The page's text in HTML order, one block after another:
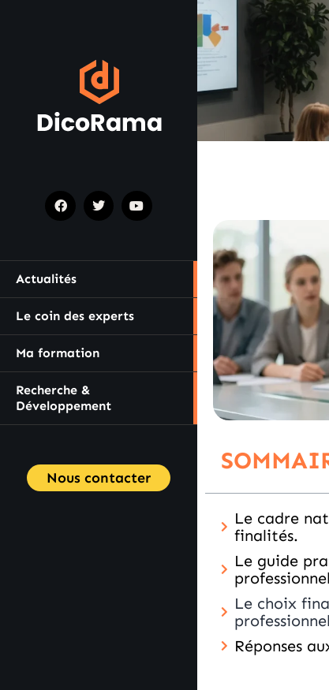
Actualités
Le coin des experts
Ma formation
Recherche &
Développement
Nous contacter
Le cadre
finalités.
Le guide
Le choix
Réponses